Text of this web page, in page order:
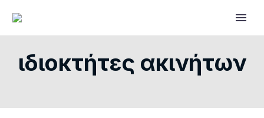
ιδιοκτήτες ακινήτων